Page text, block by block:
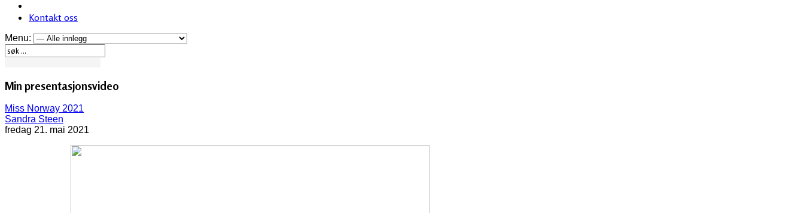
Kontakt oss
Menu:
Min presentasjonsvideo
Miss Norway 2021
Sandra Steen
fredag 21. mai 2021